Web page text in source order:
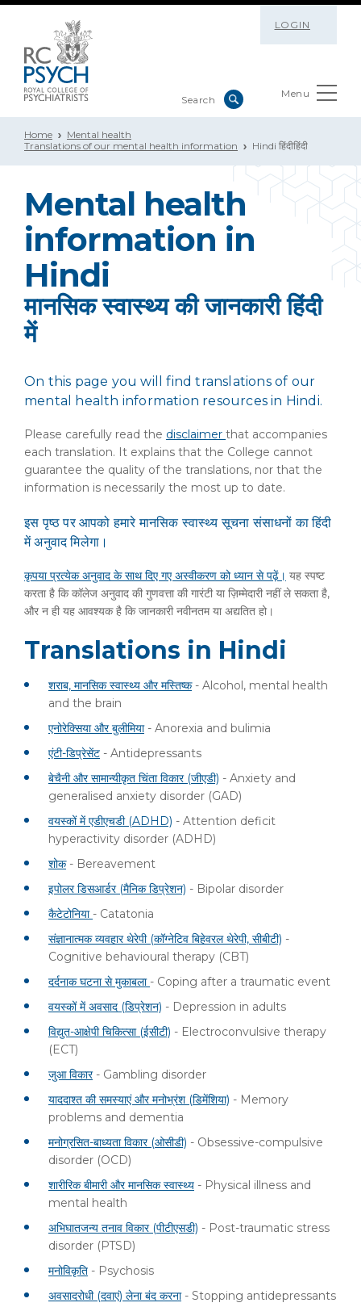
LOGIN
Menu
Home
Mental health
Translations of our mental health information
Hindi हिंदीहिंदी
Mental health
information in
Hindi
मानसिक स्वास्थ्य की जानकारी हिंदी
में
On this page you will find translations of our
mental health information resources in Hindi.
Please carefully read the disclaimer that accompanies
each translation. It explains that the College cannot
guarantee the quality of the translations, nor that the
information is necessarily the most up to date.
इस पृष्ठ पर आपको हमारे मानसिक स्वास्थ्य सूचना संसाधनों का हिंदी
में अनुवाद मिलेगा।
कृपया प्रत्येक अनुवाद के साथ दिए गए अस्वीकरण को ध्यान से पढ़ें। यह स्पष्ट
करता है कि कॉलेज अनुवाद की गुणवत्ता की गारंटी या ज़िम्मेदारी नहीं ले सकता है,
और न ही यह आवश्यक है कि जानकारी नवीनतम या अद्यतित हो।
Translations in Hindi
शराब, मानसिक स्वास्थ्य और मस्तिष्क- Alcohol, mental health
and the brain
एनोरेक्सिया और बुलीमिया- Anorexia and bulimia
एंटी-डिप्रेसेंट - Antidepressants
बेचैनी और सामान्यीकृत चिंता विकार (जीएडी) - Anxiety and
generalised anxiety disorder (GAD)
वयस्कों में एडीएचडी (ADHD) - Attention deficit
hyperactivity disorder (ADHD)
शोक- Bereavement
इपोलर डिसआर्डर (मैनिक डिप्रेशन) - Bipolar disorder
कैटेटोनिया - Catatonia
संज्ञानात्मक व्यवहार थेरेपी (कॉग्नेटिव बिहेवरल थेरेपी, सीबीटी) -
Cognitive behavioural therapy (CBT)
दर्दनाक घटना से मुकाबला - Coping after a traumatic event
वयस्कों में अवसाद (डिप्रेशन) - Depression in adults
विद्युत-आक्षेपी चिकित्सा (ईसीटी) - Electroconvulsive therapy
(ECT)
जुआ विकार- Gambling disorder
याददाश्त की समस्याएं और मनोभ्रंश (डिमेंशिया) - Memory
problems and dementia
मनोग्रसित-बाध्यता विकार (ओसीडी) - Obsessive-compulsive
disorder (OCD)
शारीरिक बीमारी और मानसिक स्वास्थ्य - Physical illness and
mental health
अभिघातजन्य तनाव विकार (पीटीएसडी) - Post-traumatic stress
disorder (PTSD)
मनोविकृति - Psychosis
अवसादरोधी (दवाएं) लेना बंद करना- Stopping antidepressants